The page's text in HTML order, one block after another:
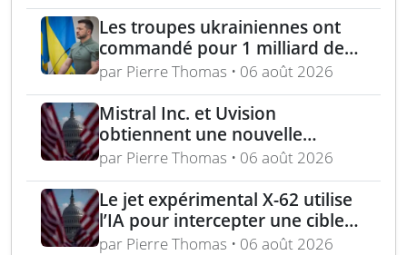
déminage
Les troupes ukrainiennes ont
commandé pour 1 milliard de
dollars lors de la première
année du marché Brave1
par Pierre Thomas • 06 août 2026
Mistral Inc. et Uvision
obtiennent une nouvelle
commande pour le programme
US Army Lethal Unmanned
Systems
par Pierre Thomas • 06 août 2026
Le jet expérimental X-62 utilise
l’IA pour intercepter une cible
aérienne en conditions réelles
par Pierre Thomas • 06 août 2026